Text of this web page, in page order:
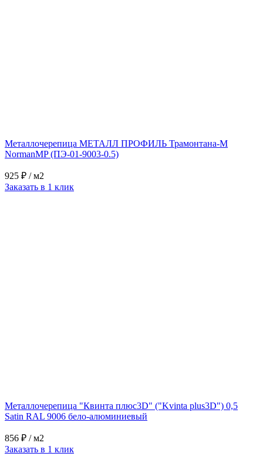
Металлочерепица МЕТАЛЛ ПРОФИЛЬ Трамонтана-M
NormanMP (ПЭ-01-9003-0.5)
925 ₽ / м2
Заказать в 1 клик
Металлочерепица "Квинта плюс3D" ("Kvinta plus3D") 0,5
Satin RAL 9006 бело-алюминиевый
856 ₽ / м2
Заказать в 1 клик